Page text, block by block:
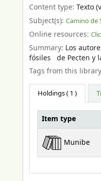
Content type: Texto
Subject(s): Camino de
Online resources:
Summary: Los
fósiles de Pecten y
Tags from this
Holdings( 1 )
Holdings
Item type
Munibe